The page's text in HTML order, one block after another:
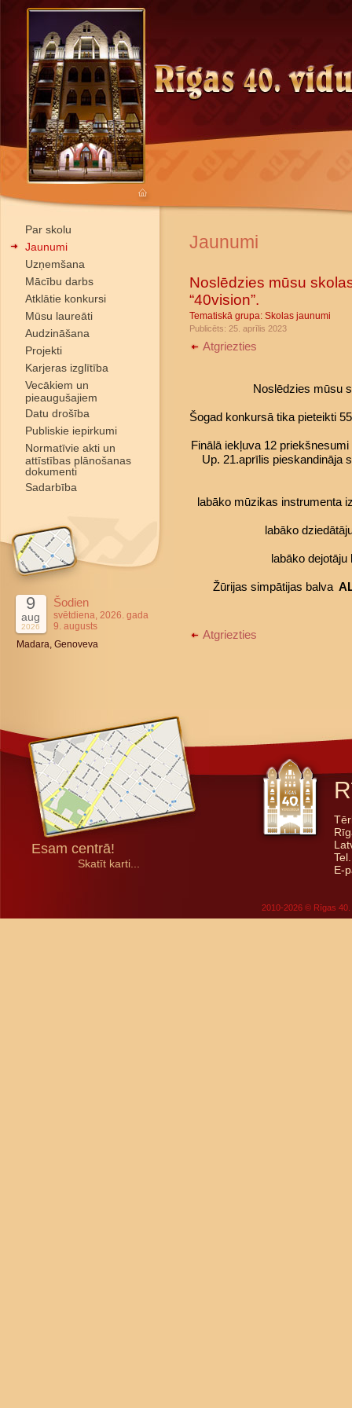
Par skolu
Jaunumi
Uzņemšana
Mācību darbs
Atklātie konkursi
Mūsu laureāti
Audzināšana
Projekti
Karjeras izglītība
Vecākiem un
pieaugušajiem
Datu drošība
Publiskie iepirkumi
Normatīvie akti un
attīstības plānošanas
dokumenti
Sadarbība
9
aug
2026
Šodien
svētdiena, 2026. gada
9. augusts
Madara, Genoveva
Jaunumi
Noslēdzies mūsu
“40vision”.
Tematiskā grupa: Skolas jaunumi
Publicēts: 25. aprīlis 2023
Atgriezties
Noslēdzies mūsu
Šogad konkursā tika pieteikti
Finālā iekļuva 12
Up. 21.aprīlis pieskandināja
labāko mūzikas instrumenta
labāko
labāko dejotāju
Žūrijas simpātijas balva
Atgriezties
Esam centrā!
Skatīt karti...
E-
2010-2026 © Rīgas